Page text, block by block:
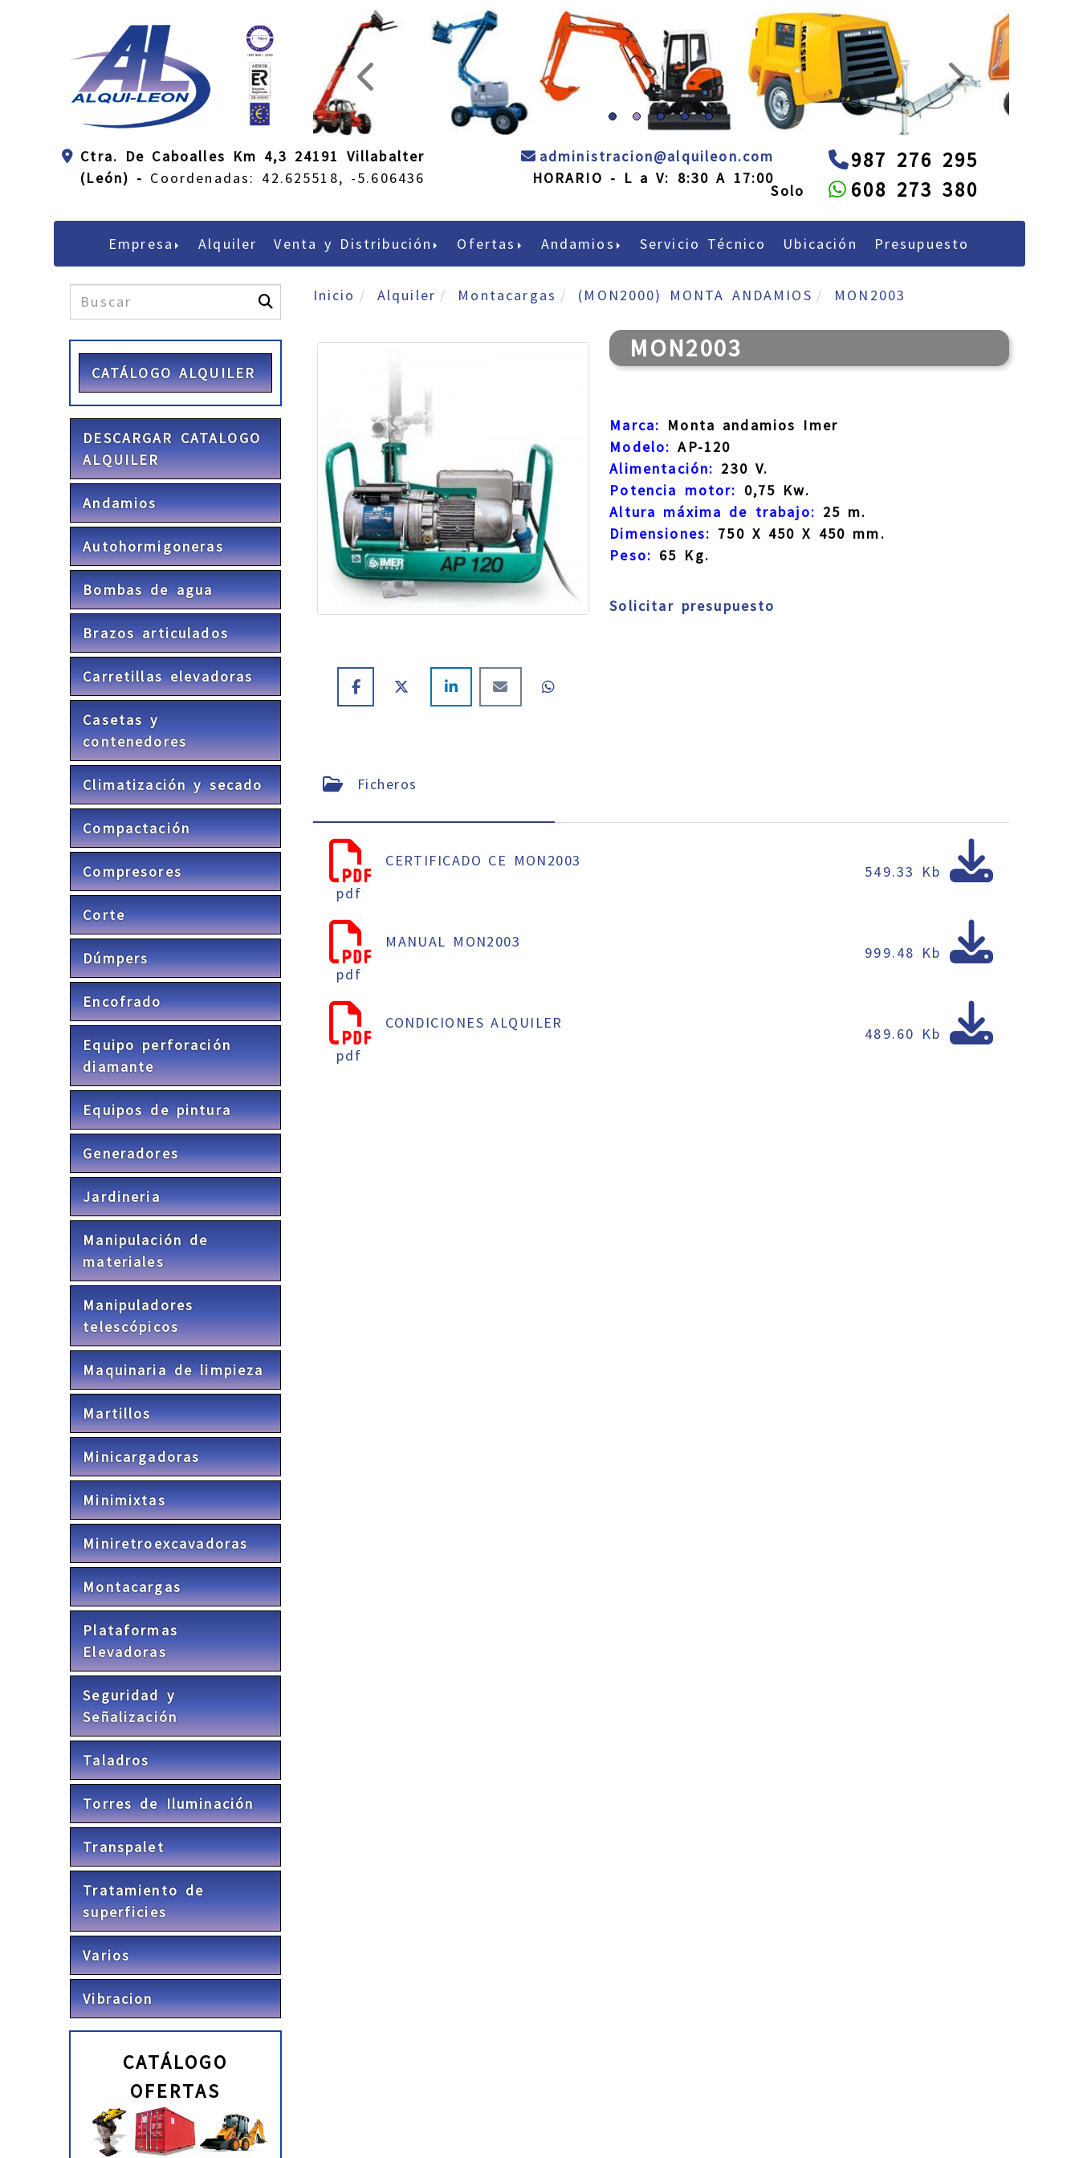
prev next
Ctra. De Caboalles Km 4,3 24191 Villabalter
(León) - Coordenadas: 42.625518, -5.606436
administracion alquileon.com administracion
alquileon.com
HORARIO - L a V: 8:30 A 17:00
987 276 295
608 273 380
Empresa Alquiler Venta y Distribución Ofertas Andamios Servicio Técnico Ubicación Presupuesto
CATÁLOGO ALQUILER
DESCARGAR CATALOGO
ALQUILER
Andamios
Autohormigoneras
Bombas de agua
Brazos articulados
Carretillas elevadoras
Casetas y
contenedores
Climatización y secado
Compactación
Compresores
Corte
Dúmpers
Encofrado
Equipo perforación
diamante
Equipos de pintura
Generadores
Jardineria
Manipulación de
materiales
Manipuladores
telescópicos
Maquinaria de limpieza
Martillos
Minicargadoras
Minimixtas
Miniretroexcavadoras
Montacargas
Plataformas
Elevadoras
Seguridad y
Señalización
Taladros
Torres de Iluminación
Transpalet
Tratamiento de
superficies
Varios
Vibracion
CATÁLOGO
OFERTAS
Inicio Alquiler Montacargas (MON2000) MONTA ANDAMIOS MON2003
MON2003
Marca: Monta andamios Imer
Modelo: AP-120
Alimentación: 230 V.
Potencia motor: 0,75 Kw.
Altura máxima de trabajo: 25 m.
Dimensiones: 750 X 450 X 450 mm.
Peso: 65 Kg.
Solicitar presupuesto
Ficheros
pdf
CERTIFICADO CE MON2003
549.33 Kb
pdf
MANUAL MON2003
999.48 Kb
pdf
CONDICIONES ALQUILER
489.60 Kb